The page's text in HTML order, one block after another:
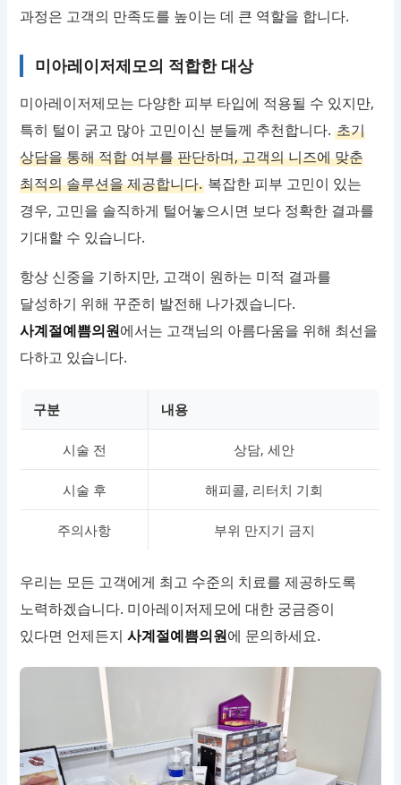
과정은 고객의 만족도를 높이는 데 큰 역할을 합니다.
미아레이저제모의 적합한 대상
미아레이저제모는 다양한 피부 타입에 적용될 수 있지만,
특히 털이 굵고 많아 고민이신 분들께 추천합니다.초기
상담을 통해 적합 여부를 판단하며, 고객의 니즈에 맞춘
최적의 솔루션을 제공합니다. 복잡한 피부 고민이 있는
경우, 고민을 솔직하게 털어놓으시면 보다 정확한 결과를
기대할 수 있습니다.
항상 신중을 기하지만, 고객이 원하는 미적 결과를
달성하기 위해 꾸준히 발전해 나가겠습니다.
사계절예쁨의원에서는 고객님의 아름다움을 위해 최선을
다하고 있습니다.
구분 내용
시술 전 상담, 세안
시술 후 해피콜, 리터치 기회
주의사항 부위 만지기 금지
우리는 모든 고객에게 최고 수준의 치료를 제공하도록
노력하겠습니다. 미아레이저제모에 대한 궁금증이
있다면 언제든지사계절예쁨의원에 문의하세요.